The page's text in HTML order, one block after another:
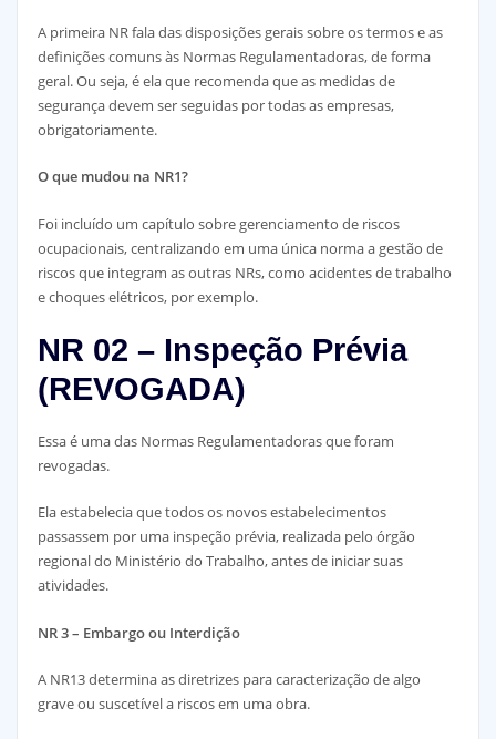
A primeira NR fala das disposições gerais sobre os termos e as
definições comuns às Normas Regulamentadoras, de forma
geral. Ou seja, é ela que recomenda que as medidas de
segurança devem ser seguidas por todas as empresas,
obrigatoriamente.
O que mudou na NR1?
Foi incluído um capítulo sobre gerenciamento de riscos
ocupacionais, centralizando em uma única norma a gestão de
riscos que integram as outras NRs, como acidentes de trabalho
e choques elétricos, por exemplo.
NR 02 – Inspeção Prévia
(REVOGADA)
Essa é uma das Normas Regulamentadoras que foram
revogadas.
Ela estabelecia que todos os novos estabelecimentos
passassem por uma inspeção prévia, realizada pelo órgão
regional do Ministério do Trabalho, antes de iniciar suas
atividades.
NR 3 – Embargo ou Interdição
A NR13 determina as diretrizes para caracterização de algo
grave ou suscetível a riscos em uma obra.